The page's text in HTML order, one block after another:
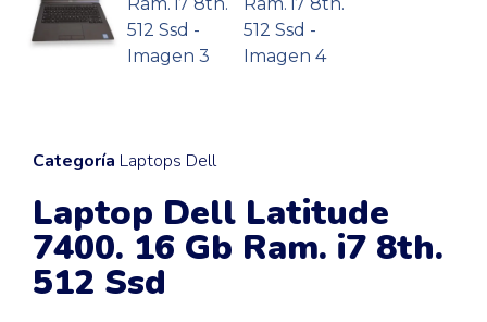
Categoría Laptops Dell
Laptop Dell Latitude
7400. 16 Gb Ram. i7 8th.
512 Ssd